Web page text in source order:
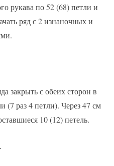
рукава по 52 (68) петли и
ряд с 2 изнаночных и
закрыть с обеих сторон в
(7 раз 4 петли). Через 47 см
10 (12) петель.